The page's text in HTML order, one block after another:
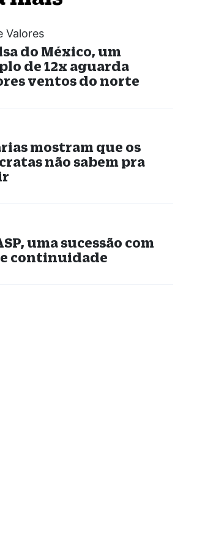
Valores
do México, um
de 12x aguarda
ventos do norte
mostram que os
não sabem pra
uma sucessão com
continuidade